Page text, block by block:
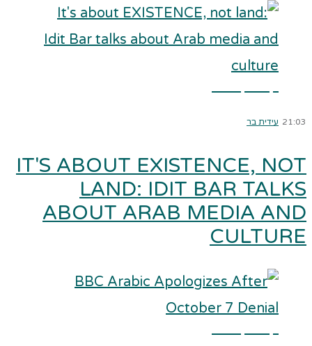
21:03 עידית בר
IT'S ABOUT EXISTENCE, NOT
LAND: IDIT BAR TALKS
ABOUT ARAB MEDIA AND
CULTURE